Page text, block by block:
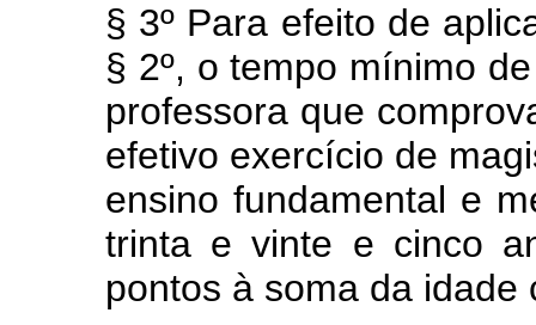
§ 3º Para efeito de
§ 2º, o tempo mínimo
professora que
efetivo exercício de
ensino fundamental e
trinta e vinte e cinco
pontos à soma da